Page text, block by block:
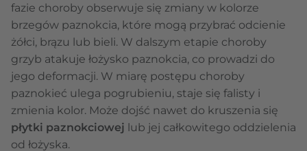
fazie choroby obserwuje się zmiany w kolorze
brzegów paznokcia, które mogą przybrać odcienie
żółci, brązu lub bieli. W dalszym etapie choroby
grzyb atakuje łożysko paznokcia, co prowadzi do
jego deformacji. W miarę postępu choroby
paznokieć ulega pogrubieniu, staje się falisty i
zmienia kolor. Może dojść nawet do kruszenia się
płytki paznokciowej lub jej całkowitego oddzielenia
od łożyska.